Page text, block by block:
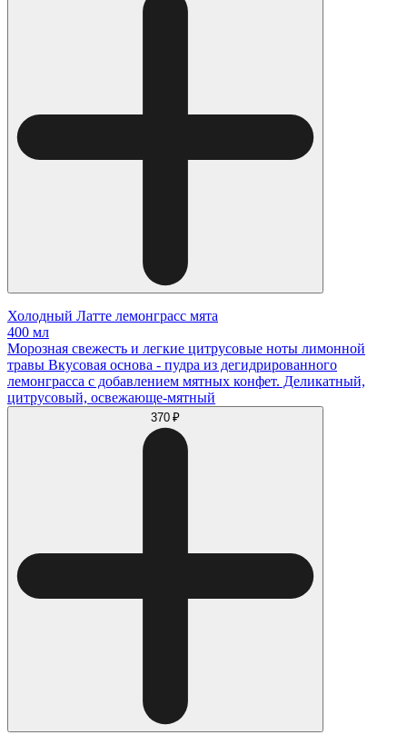
Холодный Латте лемонграсс мята
400 мл
Морозная свежесть и легкие цитрусовые ноты лимонной
травы Вкусовая основа - пудра из дегидрированного
лемонграсса с добавлением мятных конфет. Деликатный,
цитрусовый, освежающе-мятный
370 ₽